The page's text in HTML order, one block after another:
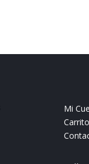
Mi
Carrito